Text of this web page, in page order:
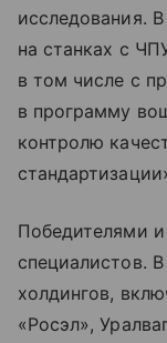
исследования.
на станках с
в том числе с
в программу
контролю
Победителями
специалистов.
холдингов,
«Росэл»,